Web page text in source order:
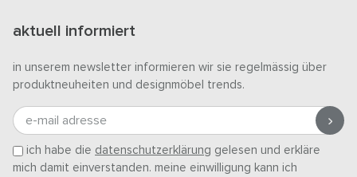
aktuell informiert
in unserem newsletter informieren wir sie regelmässig über
produktneuheiten und designmöbel trends.
e-mail adresse
ich habe die datenschutzerklärung gelesen und erkläre
mich damit einverstanden. meine einwilligung kann ich